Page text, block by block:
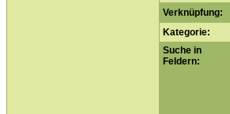
Verknüpfung:
Kategorie:
Suche in
Feldern: